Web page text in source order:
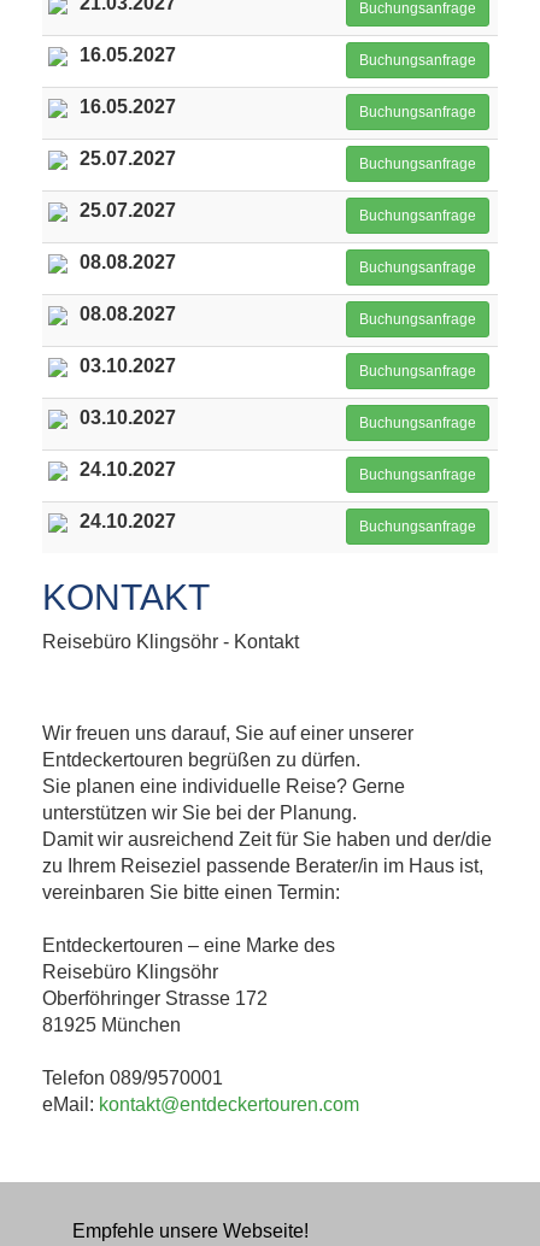
Buchungsanfrage
16.05.2027 Buchungsanfrage
16.05.2027 Buchungsanfrage
25.07.2027 Buchungsanfrage
25.07.2027 Buchungsanfrage
08.08.2027 Buchungsanfrage
08.08.2027 Buchungsanfrage
03.10.2027 Buchungsanfrage
03.10.2027 Buchungsanfrage
24.10.2027 Buchungsanfrage
24.10.2027 Buchungsanfrage
KONTAKT
Reisebüro Klingsöhr - Kontakt
Wir freuen uns darauf, Sie auf einer unserer
Entdeckertouren begrüßen zu dürfen.
Sie planen eine individuelle Reise? Gerne
unterstützen wir Sie bei der Planung.
Damit wir ausreichend Zeit für Sie haben und der/die
zu Ihrem Reiseziel passende Berater/in im Haus ist,
vereinbaren Sie bitte einen Termin:
Entdeckertouren – eine Marke des
Reisebüro Klingsöhr
Oberföhringer Strasse 172
81925 München
Telefon 089/9570001
eMail: kontakt@entdeckertouren.com
Empfehle unsere Webseite!